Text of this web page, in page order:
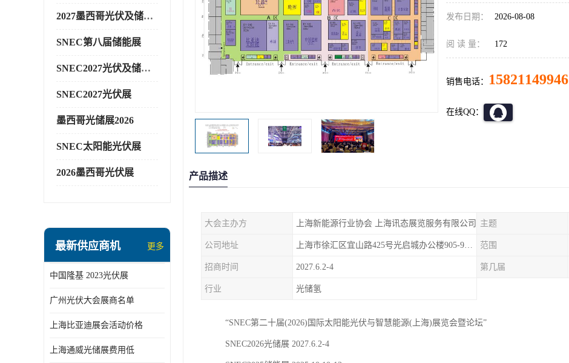
2027墨西哥光伏及储能展
SNEC第八届储能展
SNEC2027光伏及储能展
SNEC2027光伏展
墨西哥光储展2026
SNEC太阳能光伏展
2026墨西哥光伏展
最新供应商机 更多
中国隆基 2023光伏展
广州光伏大会展商名单
上海比亚迪展会活动价格
上海通威光储展费用低
发布日期： 2026-08-08
阅 读 量： 172
销售电话： 15821149946
在线QQ：
产品描述
大会主办方 上海新能源行业协会 上海讯态展览服务有限公司 主题
公司地址 上海市徐汇区宜山路425号光启城办公楼905-907室 范围
招商时间 2027.6.2-4 第几届
行业 光储氢
“SNEC第二十届(2026)国际太阳能光伏与智慧能源(上海)展览会暨论坛”
SNEC2026光储展 2027.6.2-4